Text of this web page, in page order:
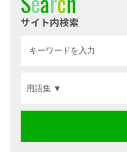
サイト内検索